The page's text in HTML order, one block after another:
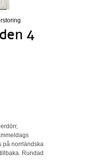
4
på norrländska
Rundad